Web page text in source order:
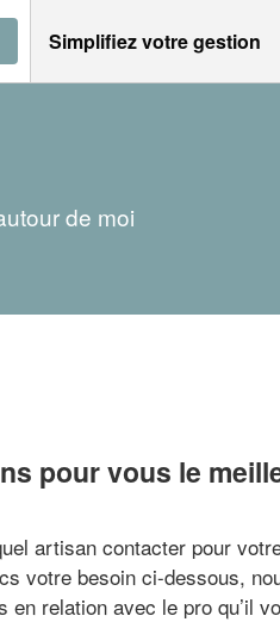
Simplifiez votre gestion
de moi
pour vous le
artisan contacter pour
votre besoin ci-dessous,
en relation avec le pro qu’il